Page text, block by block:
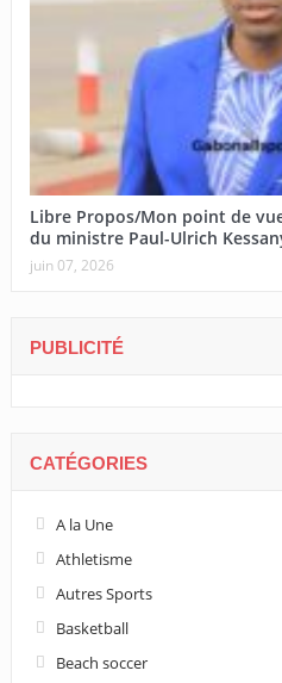
Libre Propos/Mon point de
du ministre Paul-Ulrich
juin 07, 2026
PUBLICITÉ
CATÉGORIES
A la Une
Athletisme
Autres Sports
Basketball
Beach soccer